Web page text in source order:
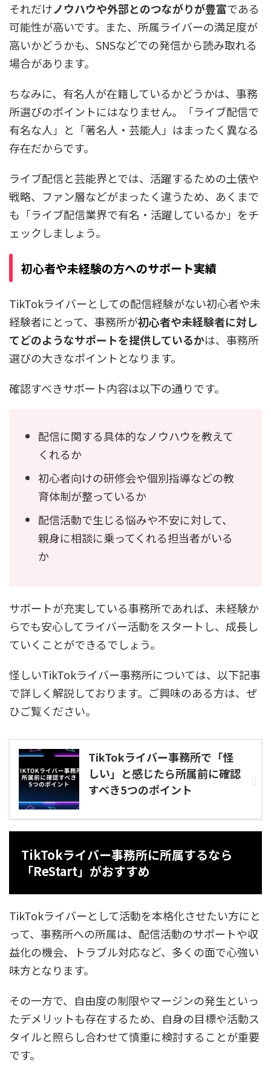
それだけノウハウや外部とのつながりが豊富である
可能性が高いです。また、所属ライバーの満足度が
高いかどうかも、SNSなどでの発信から読み取れる
場合があります。
ちなみに、有名人が在籍しているかどうかは、事務
所選びのポイントにはなりません。「ライブ配信で
有名な人」と「著名人・芸能人」はまったく異なる
存在だからです。
ライブ配信と芸能界とでは、活躍するための土俵や
戦略、ファン層などがまったく違うため、あくまで
も「ライブ配信業界で有名・活躍しているか」をチ
ェックしましょう。
初心者や未経験の方へのサポート実績
TikTokライバーとしての配信経験がない初心者や未
経験者にとって、事務所が初心者や未経験者に対し
てどのようなサポートを提供しているかは、事務所
選びの大きなポイントとなります。
確認すべきサポート内容は以下の通りです。
配信に関する具体的なノウハウを教えて
くれるか
初心者向けの研修会や個別指導などの教
育体制が整っているか
配信活動で生じる悩みや不安に対して、
親身に相談に乗ってくれる担当者がいる
か
サポートが充実している事務所であれば、未経験か
らでも安心してライバー活動をスタートし、成長し
ていくことができるでしょう。
怪しいTikTokライバー事務所については、以下記事
で詳しく解説しております。ご興味のある方は、ぜ
ひご覧ください。
TikTokライバー事務所で「怪
しい」と感じたら所属前に確認
すべき5つのポイント
TikTokライバー事務所に所属するなら
「ReStart」がおすすめ
TikTokライバーとして活動を本格化させたい方にと
って、事務所への所属は、配信活動のサポートや収
益化の機会、トラブル対応など、多くの面で心強い
味方となります。
その一方で、自由度の制限やマージンの発生といっ
たデメリットも存在するため、自身の目標や活動ス
タイルと照らし合わせて慎重に検討することが重要
です。